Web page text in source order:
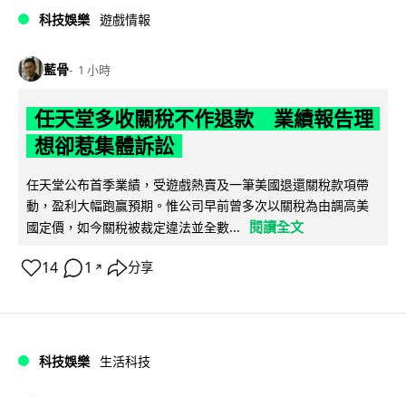
科技娛樂 遊戲情報
藍骨 1 小時
任天堂多收關稅不作退款 業績報告理
想卻惹集體訴訟
任天堂公布首季業績，受遊戲熱賣及一筆美國退還關稅款項帶
動，盈利大幅跑贏預期。惟公司早前曾多次以關稅為由調高美
國定價，如今關稅被裁定違法並全數...
閱讀全文
14 1 ↗ 分享
科技娛樂 生活科技